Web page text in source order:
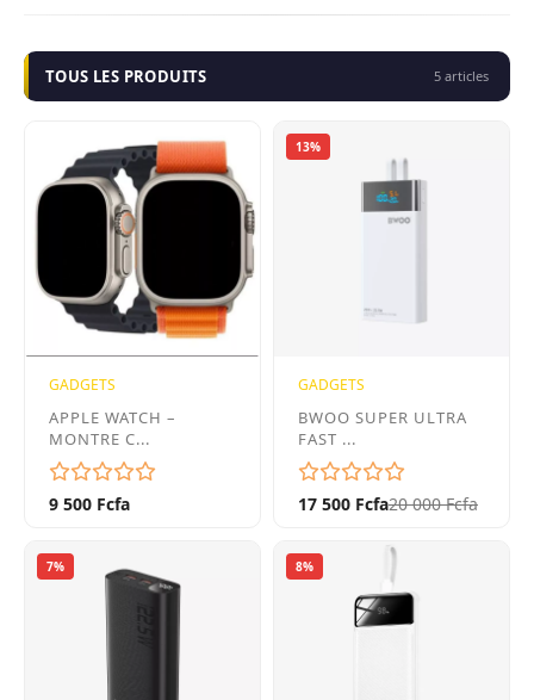
TOUS LES PRODUITS 5 articles
GADGETS
APPLE WATCH –
MONTRE C...
9 500 Fcfa
13%
GADGETS
BWOO SUPER ULTRA
FAST ...
17 500 Fcfa20 000 Fcfa
7% 8%